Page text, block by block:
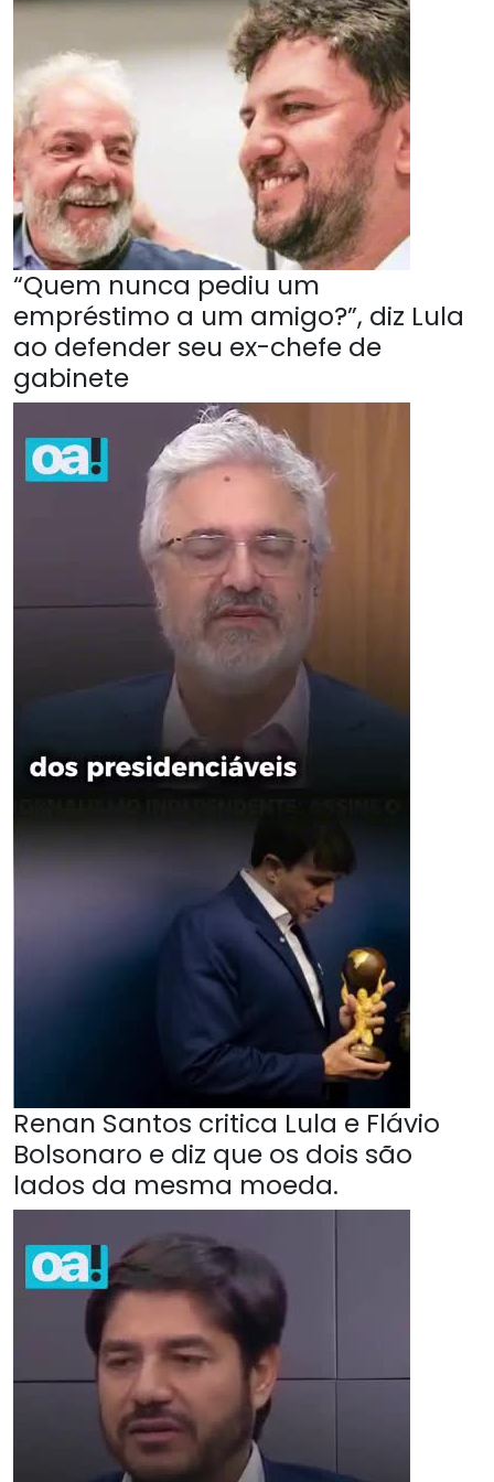
“Quem nunca pediu um
empréstimo a um amigo?”, diz Lula
ao defender seu ex-chefe de
gabinete
Renan Santos critica Lula e Flávio
Bolsonaro e diz que os dois são
lados da mesma moeda.